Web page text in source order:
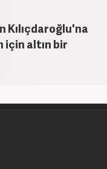
İngilizce
olarak çalıştı.
2015 yılında Türk
gece
haber şefi olarak
Kılıçdaroğlu'na
için altın bir